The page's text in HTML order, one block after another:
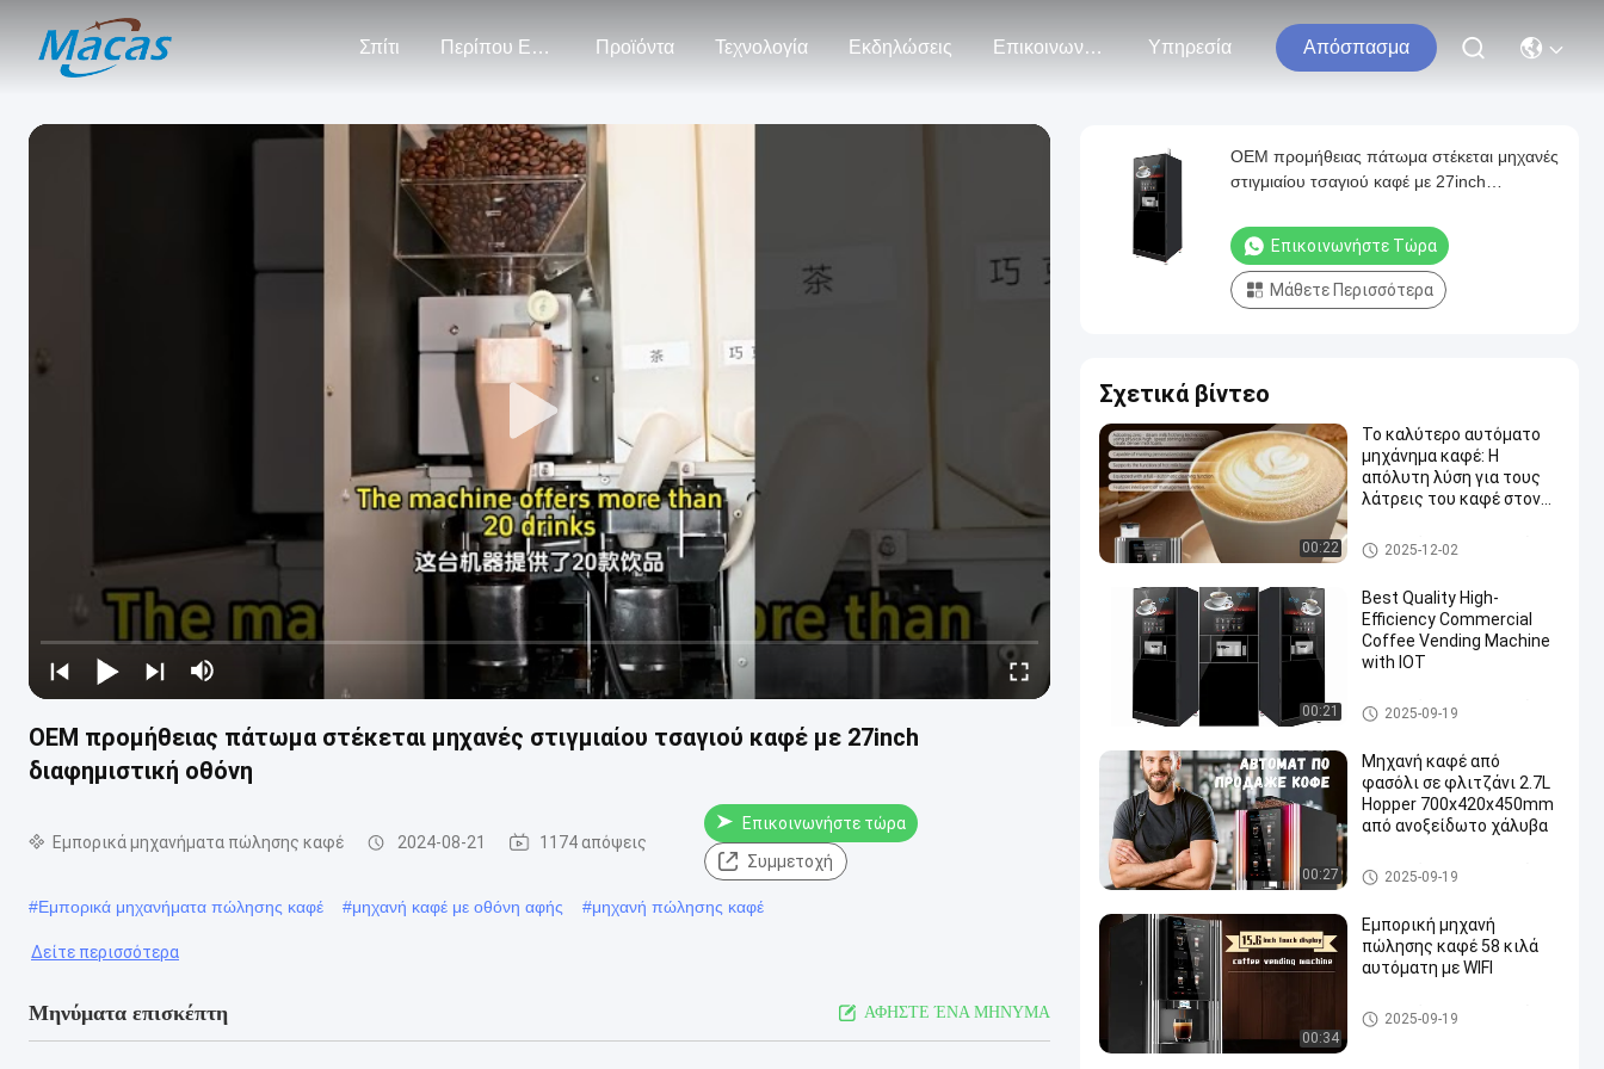
Σπίτι Περίπου Εμείς Προϊόντα Τεχνολογία Εκδηλώσεις Επικοινωνήστε Μαζί Μας Υπηρεσία Απόσπασμα
OEM προμήθειας πάτωμα στέκεται μηχανές στιγμιαίου τσαγιού καφέ με 27inch
διαφημιστική οθόνη
Εμπορικά μηχανήματα πώλησης καφέ 2024-08-21 1174 απόψεις
Επικοινωνήστε τώρα
Συμμετοχή
#Εμπορικά μηχανήματα πώλησης καφέ #μηχανή καφέ με οθόνη αφής #μηχανή πώλησης καφέ
Δείτε περισσότερα
Μηνύματα επισκέπτη ΑΦΗΣΤΕ ΈΝΑ ΜΗΝΥΜΑ
OEM προμήθειας πάτωμα στέκεται μηχανές
στιγμιαίου τσαγιού καφέ με 27inch
Επικοινωνήστε Τώρα
Μάθετε Περισσότερα
Σχετικά βίντεο
00:22
Το καλύτερο αυτόματο
μηχάνημα καφέ: Η
απόλυτη λύση για τους
λάτρεις του καφέ στον
Εμπορικά μηχανήματα πώλησ
ης καφέ
2025-12-02
00:21
Best Quality High-
Efficiency Commercial
Coffee Vending Machine
with IOT
Εμπορικά μηχανήματα πώλησ
ης καφέ
2025-09-19
00:27
Μηχανή καφέ από
φασόλι σε φλιτζάνι 2.7L
Hopper 700x420x450mm
από ανοξείδωτο χάλυβα
Εμπορικά μηχανήματα πώλησ
ης καφέ
2025-09-19
00:34
Εμπορική μηχανή
πώλησης καφέ 58 κιλά
αυτόματη με WIFI
Εμπορικά μηχανήματα πώλησ
ης καφέ
2025-09-19